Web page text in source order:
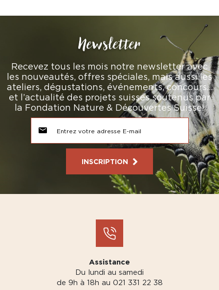
Newsletter
Recevez tous les mois notre newsletter avec
les nouveautés, offres spéciales, mais aussi les
ateliers, dégustations, événements, concours…
et l’actualité des projets suisses soutenus par
la Fondation Nature & Découvertes Suisse!
INSCRIPTION
Assistance
Du lundi au samedi
de 9h à 18h au 021 331 22 38